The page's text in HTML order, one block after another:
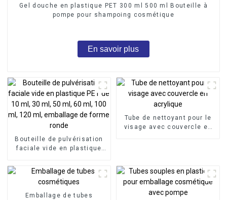
Gel douche en plastique PET 300 ml 500 ml Bouteille à
pompe pour shampoing cosmétique
En savoir plus
Bouteille de pulvérisation
faciale vide en plastique
60 ml, 100 ml, 120 ml,
emballage de forme ronde
Tube de nettoyant pour le
visage avec couvercle en
Emballage de tubes